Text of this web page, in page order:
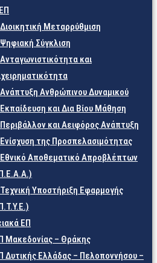
Μεταρρύθμιση
Σύγκλιση
και
Ανθρώπινου Δυναμικού
και Δια Βίου Μάθηση
και Αειφόρος Ανάπτυξη
της Προσπελασιμότητας
Αποθεματικό Απροβλέπτων
Υποστήριξη Εφαρμογής
ΕΠ
Μακεδονίας – Θράκης
Δυτικής Ελλάδας – Πελοποννήσου –